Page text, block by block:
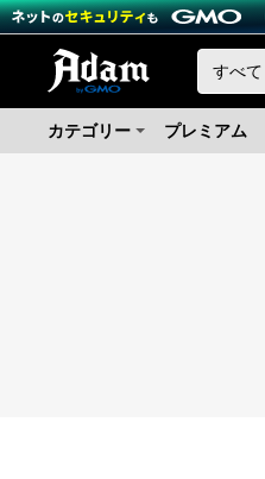
カテゴリー プレミアム